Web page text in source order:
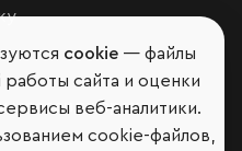
мессенджерах
cookie — файлы
сайта и оценки
веб-аналитики.
cookie-файлов,